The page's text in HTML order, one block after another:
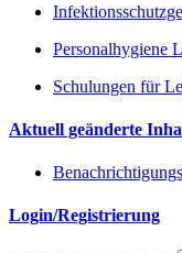
Personalhygiene
Schulungen für
Aktuell geänderte
Login/Registrierung